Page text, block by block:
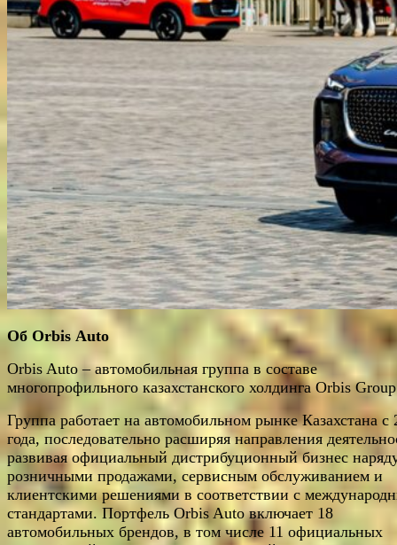
Об Orbis Auto
Orbis Auto – автомобильная группа в составе
многопрофильного казахстанского холдинга Orbis
Группа работает на автомобильном рынке Казахстана с
года, последовательно расширяя направления
развивая официальный дистрибуционный бизнес
розничными продажами, сервисным обслуживанием и
клиентскими решениями в соответствии с
стандартами. Портфель Orbis Auto включает 18
автомобильных брендов, в том числе 11 официальных